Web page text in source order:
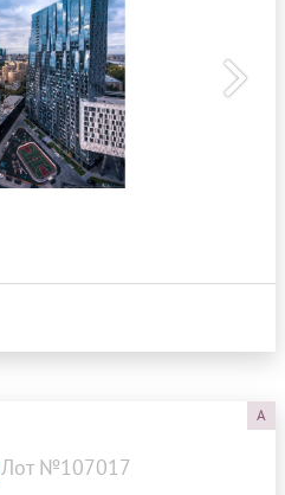
A
Лот №107017